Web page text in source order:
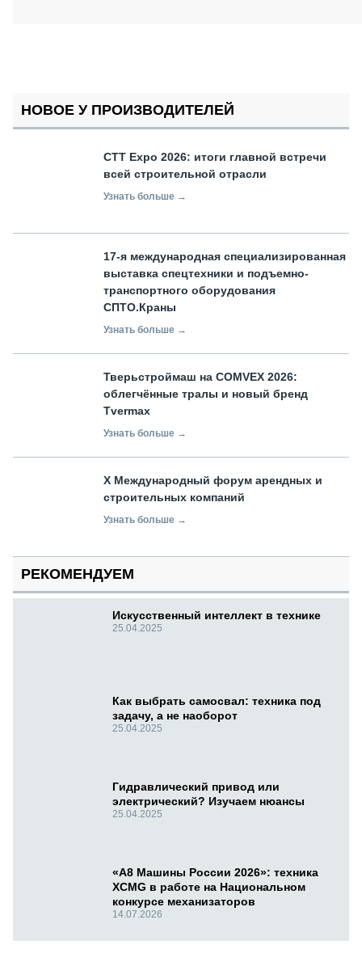
НОВОЕ У ПРОИЗВОДИТЕЛЕЙ
СТТ Expo 2026: итоги главной встречи
всей строительной отрасли
Узнать больше →
17-я международная специализированная
выставка спецтехники и подъемно-
транспортного оборудования
СПТО.Краны
Узнать больше →
Тверьстроймаш на COMVEX 2026:
облегчённые тралы и новый бренд
Tvermax
Узнать больше →
X Международный форум арендных и
строительных компаний
Узнать больше →
РЕКОМЕНДУЕМ
Искусственный интеллект в технике
25.04.2025
Как выбрать самосвал: техника под
задачу, а не наоборот
25.04.2025
Гидравлический привод или
электрический? Изучаем нюансы
25.04.2025
«А8 Машины России 2026»: техника
XCMG в работе на Национальном
конкурсе механизаторов
14.07.2026